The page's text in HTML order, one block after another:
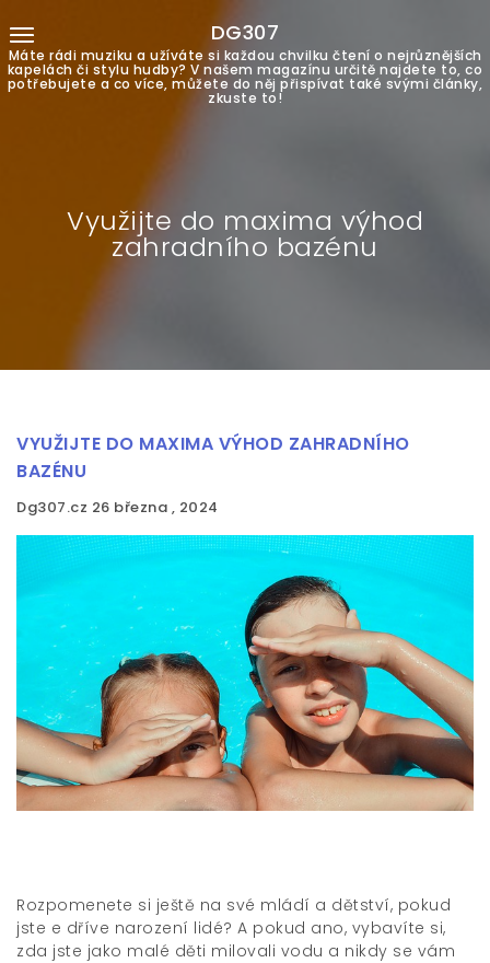
DG307
Máte rádi muziku a užíváte si každou chvilku čtení o nejrůznějších
kapelách či stylu hudby? V našem magazínu určitě najdete to, co
potřebujete a co více, můžete do něj přispívat také svými články,
zkuste to!
Využijte do maxima výhod
zahradního bazénu
VYUŽIJTE DO MAXIMA VÝHOD ZAHRADNÍHO
BAZÉNU
Dg307.cz 26 března , 2024
Rozpomenete si ještě na své mládí a dětství, pokud
jste e dříve narození lidé? A pokud ano, vybavíte si,
zda jste jako malé děti milovali vodu a nikdy se vám